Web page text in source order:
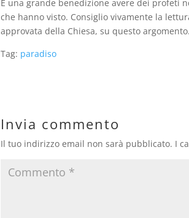
È una grande benedizione avere dei profeti
che hanno visto. Consiglio vivamente la
approvata della Chiesa, su questo argomento.
Tag: paradiso
Invia commento
Il tuo indirizzo email non sarà pubblicato. I